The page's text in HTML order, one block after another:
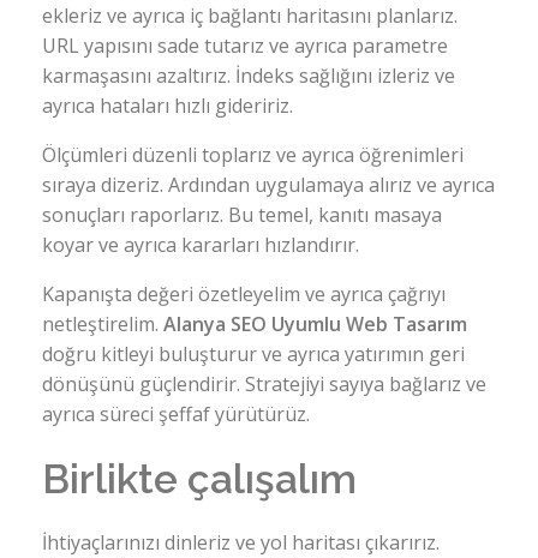
ekleriz ve ayrıca iç bağlantı haritasını planlarız.
URL yapısını sade tutarız ve ayrıca parametre
karmaşasını azaltırız. İndeks sağlığını izleriz ve
ayrıca hataları hızlı gideririz.
Ölçümleri düzenli toplarız ve ayrıca öğrenimleri
sıraya dizeriz. Ardından uygulamaya alırız ve ayrıca
sonuçları raporlarız. Bu temel, kanıtı masaya
koyar ve ayrıca kararları hızlandırır.
Kapanışta değeri özetleyelim ve ayrıca çağrıyı
netleştirelim. Alanya SEO Uyumlu Web Tasarım
doğru kitleyi buluşturur ve ayrıca yatırımın geri
dönüşünü güçlendirir. Stratejiyi sayıya bağlarız ve
ayrıca süreci şeffaf yürütürüz.
Birlikte çalışalım
İhtiyaçlarınızı dinleriz ve yol haritası çıkarırız.